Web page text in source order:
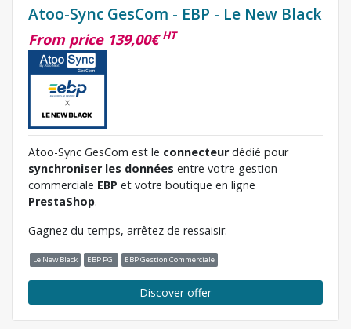
Atoo-Sync GesCom - EBP - Le New Black
From price 139,00€HT
Atoo-Sync GesCom est le connecteurdédié pour
synchroniser les données entre votre gestion
commerciale EBP et votre boutique en ligne
PrestaShop.
Gagnez du temps, arrêtez de ressaisir.
Le New Black EBP PGI EBP Gestion Commerciale
Discover offer